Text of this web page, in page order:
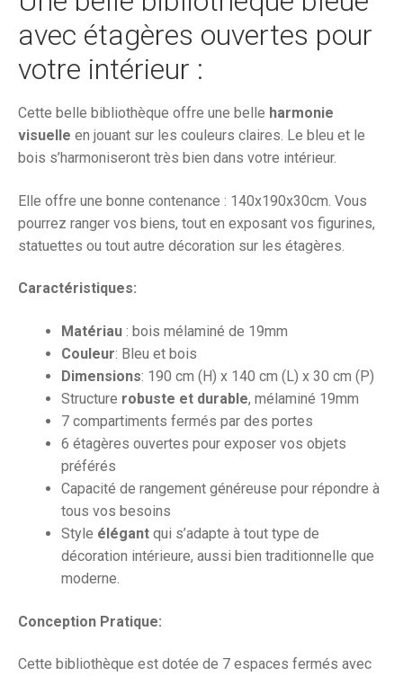
avec étagères ouvertes pour
votre intérieur :
Cette belle bibliothèque offre une belle harmonie
visuelle en jouant sur les couleurs claires. Le bleu et le
bois s’harmoniseront très bien dans votre intérieur.
Elle offre une bonne contenance : 140x190x30cm. Vous
pourrez ranger vos biens, tout en exposant vos figurines,
statuettes ou tout autre décoration sur les étagères.
Caractéristiques:
Matériau : bois mélaminé de 19mm
Couleur: Bleu et bois
Dimensions: 190 cm (H) x 140 cm (L) x 30 cm (P)
Structure robuste et durable, mélaminé 19mm
7 compartiments fermés par des portes
6 étagères ouvertes pour exposer vos objets
préférés
Capacité de rangement généreuse pour répondre à
tous vos besoins
Style élégant qui s’adapte à tout type de
décoration intérieure, aussi bien traditionnelle que
moderne.
Conception Pratique:
Cette bibliothèque est dotée de 7 espaces fermés avec